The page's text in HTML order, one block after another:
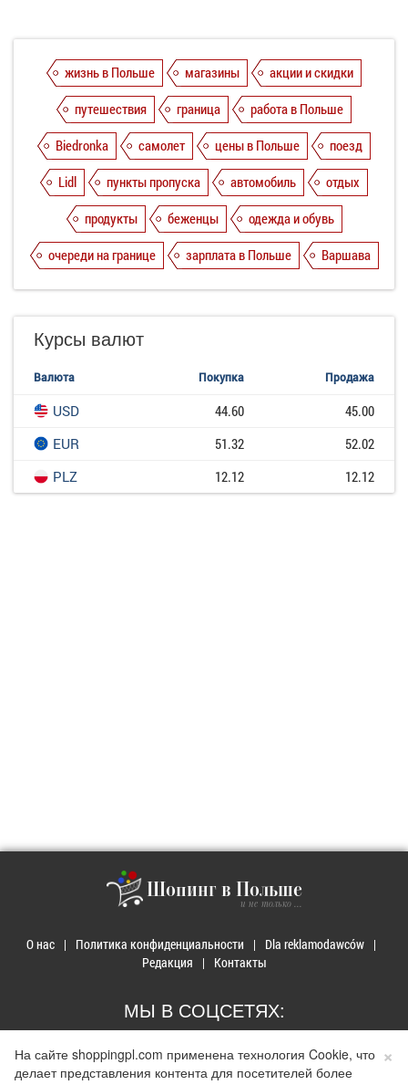
жизнь в Польше магазины
акции и скидки
путешествия
граница
работа в Польше
Biedronka
самолет цены в Польше
поезд
Lidl
пункты пропуска автомобиль
отдых
продукты
беженцы
одежда и обувь
очереди на границе
зарплата в Польше Варшава
Курсы валют
Валюта Покупка Продажа
USD 44.60
45.00
EUR
51.32
52.02
PLZ
12.12 12.12
Шопинг в Польше
и не только ...
О нас Политика конфиденциальности
Dla reklamodawców
Редакция
Контакты
МЫ В СОЦСЕТЯХ:
×
На сайте shoppingpl.com применена технология Cookie, что
делает представления контента для посетителей более